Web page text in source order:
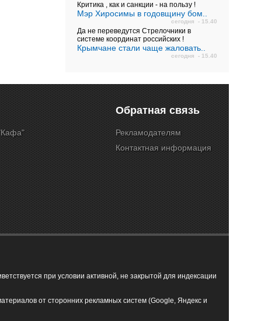
Критика , как и санкции - на пользу !
Мэр Хиросимы в годовщину бом..
сегодня - 15.40
Да не переведутся Стрелочники в
системе координат российских !
Крымчане стали чаще жаловать..
сегодня - 15.40
Обратная связь
Рекламодателям
Контактная информация
при условии активной, не закрытой для индексации
от сторонних рекламных систем (Google, Яндекс и